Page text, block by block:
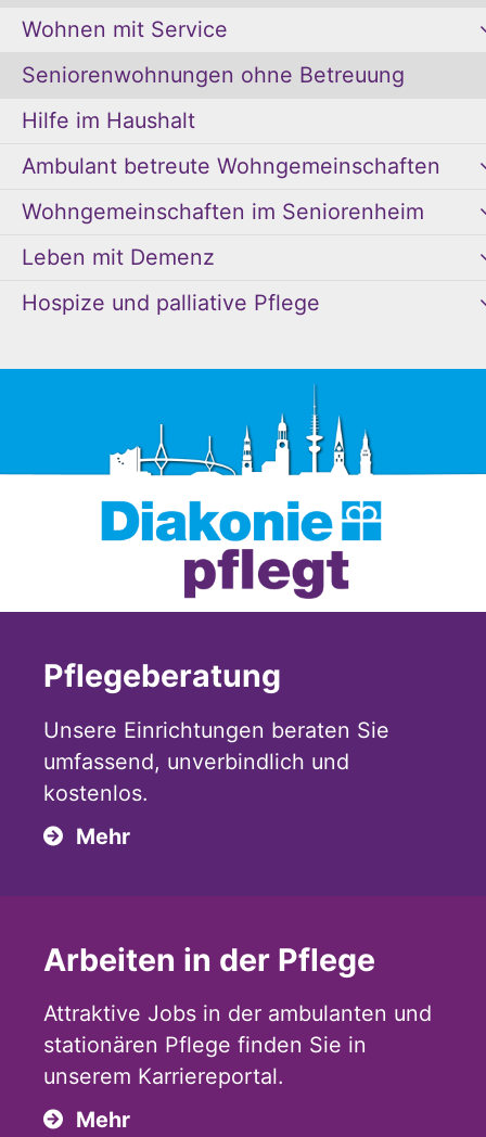
Wohnen mit Service
Seniorenwohnungen ohne Betreuung
Hilfe im Haushalt
Ambulant betreute Wohngemeinschaften
Wohngemeinschaften im Seniorenheim
Leben mit Demenz
Hospize und palliative Pflege
Pflegeberatung
Unsere Einrichtungen beraten Sie
umfassend, unverbindlich und
kostenlos.
Mehr
Arbeiten in der Pflege
Attraktive Jobs in der ambulanten und
stationären Pflege finden Sie in
unserem Karriereportal.
Mehr